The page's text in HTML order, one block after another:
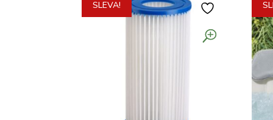
SLEVA!